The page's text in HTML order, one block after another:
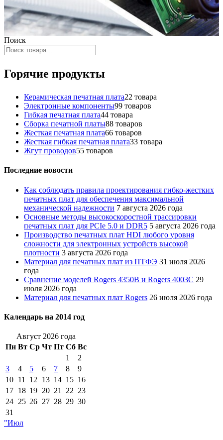
Поиск
Горячие продукты
Керамическая печатная плата22 товара
Электронные компоненты99 товаров
Гибкая печатная плата44 товара
Сборка печатной платы88 товаров
Жесткая печатная плата66 товаров
Жесткая гибкая печатная плата33 товара
Жгут проводов55 товаров
Последние новости
Как соблюдать правила проектирования гибко-жестких
печатных плат для обеспечения максимальной
механической надежности 7 августа 2026 года
Основные методы высокоскоростной трассировки
печатных плат для PCIe 5.0 и DDR5 5 августа 2026 года
Производство печатных плат HDI любого уровня
сложности для электронных устройств высокой
плотности 3 августа 2026 года
Материал для печатных плат из ПТФЭ 31 июля 2026
года
Сравнение моделей Rogers 4350B и Rogers 4003C 29
июля 2026 года
Материал для печатных плат Rogers 26 июля 2026 года
Календарь на 2014 год
Август 2026 года
Пн Вт Ср Чт Пт Сб Вс
1
2
3
4 5 6 7 8
9
10 11 12 13 14 15 16
17 18 19 20 21 22 23
24 25 26 27 28 29 30
31
"Июл